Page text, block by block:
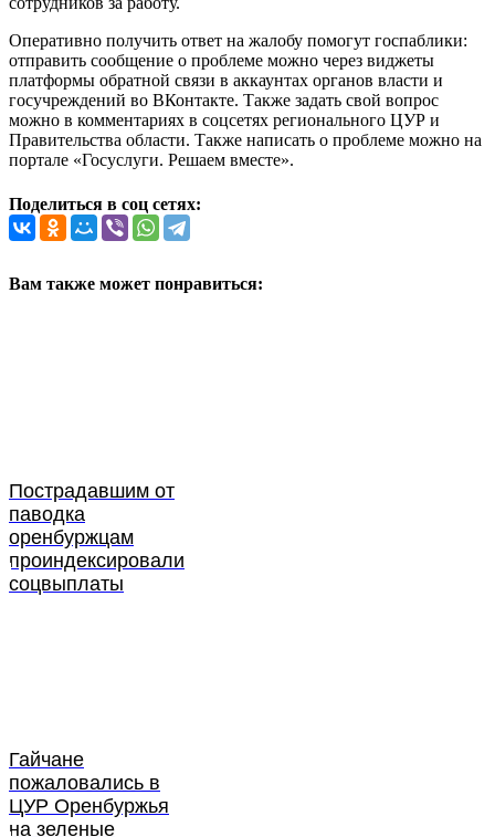
Оперативно получить ответ на жалобу помогут госпаблики:
отправить сообщение о проблеме можно через виджеты
платформы обратной связи в аккаунтах органов власти и
госучреждений во ВКонтакте. Также задать свой вопрос
можно в комментариях в соцсетях регионального ЦУР и
Правительства области. Также написать о проблеме можно на
портале «Госуслуги. Решаем вместе».
Поделиться в соц сетях:
Вам также может понравиться:
Пострадавшим от
паводка
оренбуржцам
проиндексировали
соцвыплаты
Гайчане
пожаловались в
ЦУР Оренбуржья
на зеленые